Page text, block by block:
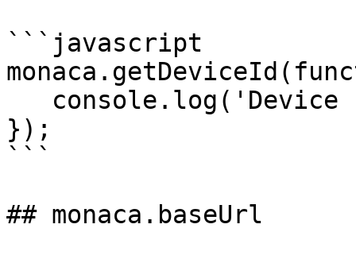
```javascript
});
```
## monaca.baseUrl